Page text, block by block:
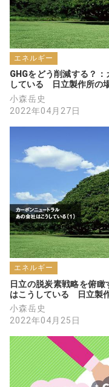
エネルギー
GHGをどう削減する？
している　日立製作所の
小森岳史
2022年04月27日
エネルギー
日立の脱炭素戦略を俯
はこうしている　日立製
小森岳史
2022年04月25日